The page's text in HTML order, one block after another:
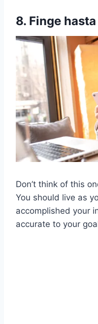
8. Finge
Don’t think of this
You should live as
accomplished your
accurate to your